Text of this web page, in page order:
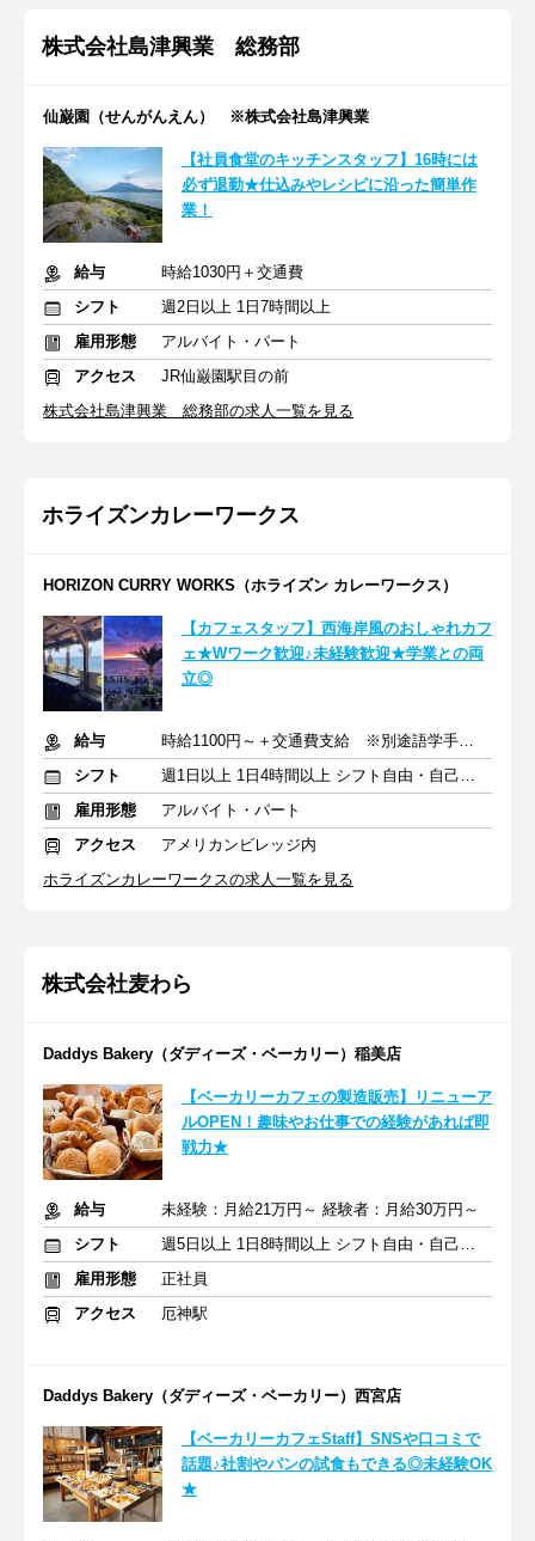
株式会社島津興業 総務部
仙巌園（せんがんえん） ※株式会社島津興業
【社員食堂のキッチンスタッフ】16時には
必ず退勤★仕込みやレシピに沿った簡単作
業！
給与
時給1030円＋交通費
シフト
週2日以上 1日7時間以上
雇用形態
アルバイト・パート
アクセス
JR仙巌園駅目の前
株式会社島津興業 総務部の求人一覧を見る
ホライズンカレーワークス
HORIZON CURRY WORKS（ホライズン カレーワークス）
【カフェスタッフ】西海岸風のおしゃれカフ
ェ★Wワーク歓迎♪未経験歓迎★学業との両
立◎
給与
時給1100円～＋交通費支給 ※別途語学手当あり
シフト
週1日以上 1日4時間以上 シフト自由・自己申告
雇用形態
アルバイト・パート
アクセス
アメリカンビレッジ内
ホライズンカレーワークスの求人一覧を見る
株式会社麦わら
Daddys Bakery（ダディーズ・ベーカリー）稲美店
【ベーカリーカフェの製造販売】リニューア
ルOPEN！趣味やお仕事での経験があれば即
戦力★
給与
未経験：月給21万円～ 経験者：月給30万円～
シフト
週5日以上 1日8時間以上 シフト自由・自己申告
雇用形態
正社員
アクセス
厄神駅
Daddys Bakery（ダディーズ・ベーカリー）西宮店
【ベーカリーカフェStaff】SNSや口コミで
話題♪社割やパンの試食もできる◎未経験OK
★